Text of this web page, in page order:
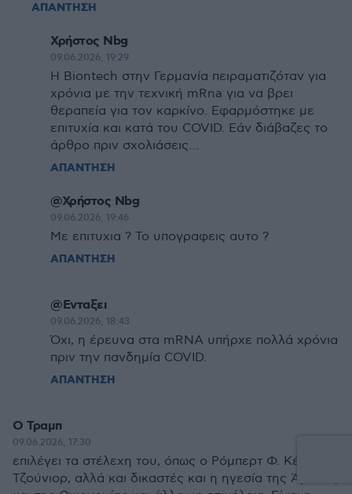
ΑΠΑΝΤΗΣΗ
Χρήστος Nbg
09.06.2026, 19:29
Η Biontech στην Γερμανία πειραματιζόταν για
χρόνια με την τεχνική mRna για να βρει
θεραπεία για τον καρκίνο. Εφαρμόστηκε με
επιτυχία και κατά του COVID. Εάν διάβαζες το
άρθρο πριν σχολιάσεις…
ΑΠΑΝΤΗΣΗ
@Χρήστος Nbg
09.06.2026, 19:46
Με επιτυχια ? Το υπογραφεις αυτο ?
ΑΠΑΝΤΗΣΗ
@Ενταξει
09.06.2026, 18:43
Όχι, η έρευνα στα mRNA υπήρχε πολλά χρόνια
πριν την πανδημία COVID.
ΑΠΑΝΤΗΣΗ
Ο Τραμπ
09.06.2026, 17:30
επιλέγει τα στέλεχη του, όπως ο Ρόμπερτ Φ. Κένεντι
Τζούνιορ, αλλά και δικαστές και η ηγεσία της Άμυνας